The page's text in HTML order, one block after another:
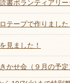
読書ボランティアリ
テープで作りまし
見ました！
かせ会（９月の予定